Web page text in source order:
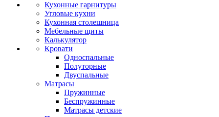
Кухонные гарнитуры
Угловые кухни
Кухонная столешница
Мебельные щиты
Калькулятор
Кровати
Односпальные
Полуторные
Двуспальные
Матрасы
Пружинные
Беспружинные
Матрасы детские